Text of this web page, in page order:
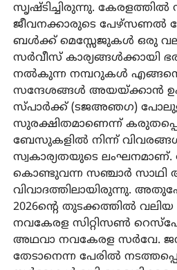
സൃഷ്ടിച്ചിരുന്നു. കേരളത്തില്‍
ജീവനക്കാരുടെ പേഴ്സണല്‍
ബള്‍ക്ക് മെസ്സേജുകള്‍ ഒരു
സര്‍വീസ് കാര്യങ്ങള്‍ക്കായി
നല്‍കുന്ന നമ്പറുകള്‍
സന്ദേശങ്ങള്‍ അയയ്ക്കാന്‍
സ്പാര്‍ക്ക് (ടജഅഞഗ)
സുരക്ഷിതമാണെന്ന്
ബേസുകളില്‍ നിന്ന്
സ്വകാര്യതയുടെ ലംഘനമാണ്.
കൊണ്ടുവന്ന സഞ്ചാര്‍ സാഥി
വിവാദത്തിലായിരുന്നു.
2026ന്റെ തുടക്കത്തില്‍ വലിയ
നവകേരള സിറ്റിസണ്‍
അഥവാ നവകേരള സര്‍വേ.
തേടാനെന്ന പേരില്‍